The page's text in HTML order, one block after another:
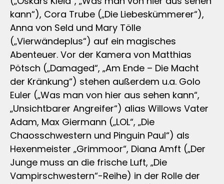
kann“), Cora Trube („Die Liebeskümmerer“),
Anna von Seld und Mary Tölle
(„Vierwändeplus“) auf ein magisches
Abenteuer. Vor der Kamera von Matthias
Pötsch („Damaged“, „Am Ende – Die Macht
der Kränkung“) stehen außerdem u.a. Golo
Euler („Was man von hier aus sehen kann“,
„Unsichtbarer Angreifer“) alias Willows Vater
Adam, Max Giermann („LOL“, „Die
Chaosschwestern und Pinguin Paul“) als
Hexenmeister „Grimmoor“, Diana Amft („Der
Junge muss an die frische Luft, „Die
Vampirschwestern“-Reihe) in der Rolle der